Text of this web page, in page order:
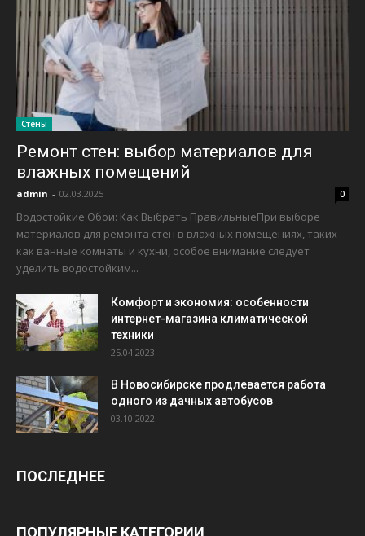
Стены
Ремонт стен: выбор материалов для
влажных помещений
admin - 02.03.2025 0
Водостойкие Обои: Как Выбрать ПравильныеПри выборе
материалов для ремонта стен в влажных помещениях, таких
как ванные комнаты и кухни, особое внимание следует
уделить водостойким...
Комфорт и экономия: особенности
интернет-магазина климатической
техники
25.04.2023
В Новосибирске продлевается работа
одного из дачных автобусов
03.10.2022
ПОСЛЕДНЕЕ